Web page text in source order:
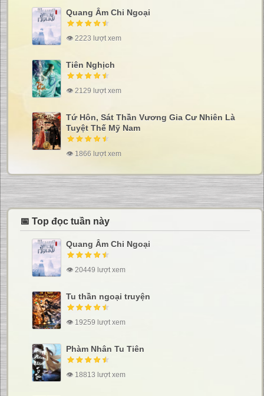
Quang Âm Chi Ngoại
👁 2223 lượt xem
Tiên Nghịch
👁 2129 lượt xem
Tứ Hôn, Sát Thần Vương Gia Cư Nhiên Là
Tuyệt Thế Mỹ Nam
👁 1866 lượt xem
📅 Top đọc tuần này
Quang Âm Chi Ngoại
👁 20449 lượt xem
Tu thần ngoại truyện
👁 19259 lượt xem
Phàm Nhân Tu Tiên
👁 18813 lượt xem